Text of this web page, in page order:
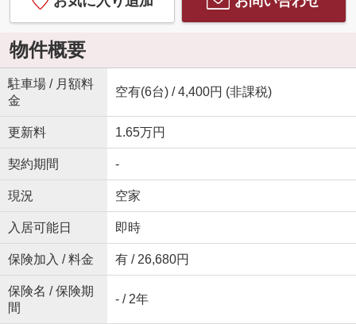
物件概要
駐車場 / 月額料
金
空有(6台) / 4,400円 (非課税)
更新料 1.65万円
契約期間 -
現況 空家
入居可能日 即時
保険加入 / 料金 有 / 26,680円
保険名 / 保険期
間
- / 2年